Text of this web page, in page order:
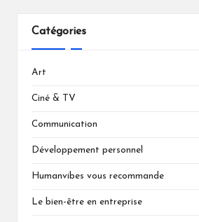
Catégories
Art
Ciné & TV
Communication
Développement personnel
Humanvibes vous recommande
Le bien-être en entreprise